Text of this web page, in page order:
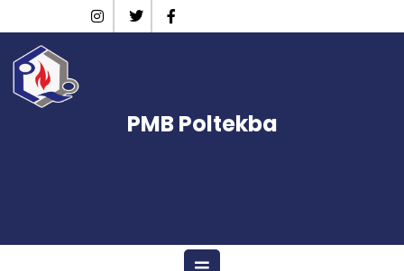
to
content
InstagramTwitter
PMB Poltekba